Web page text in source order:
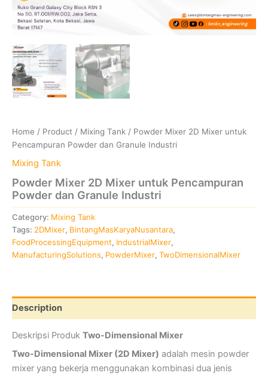
Home / Product / Mixing Tank / Powder Mixer 2D Mixer untuk
Pencampuran Powder dan Granule Industri
Mixing Tank
Powder Mixer 2D Mixer untuk Pencampuran
Powder dan Granule Industri
Category: Mixing Tank
Tags: 2DMixer, BintangMasKaryaNusantara,
FoodProcessingEquipment, IndustrialMixer,
ManufacturingSolutions, PowderMixer, TwoDimensionalMixer
Description
Deskripsi Produk Two-Dimensional Mixer
Two-Dimensional Mixer (2D Mixer) adalah mesin powder
mixer yang bekerja menggunakan kombinasi dua jenis